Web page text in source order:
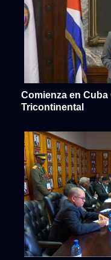
Comienza en
Tricontinental